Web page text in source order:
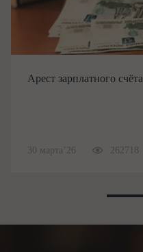
Арест зарплатного счёта
30 марта’26 262718